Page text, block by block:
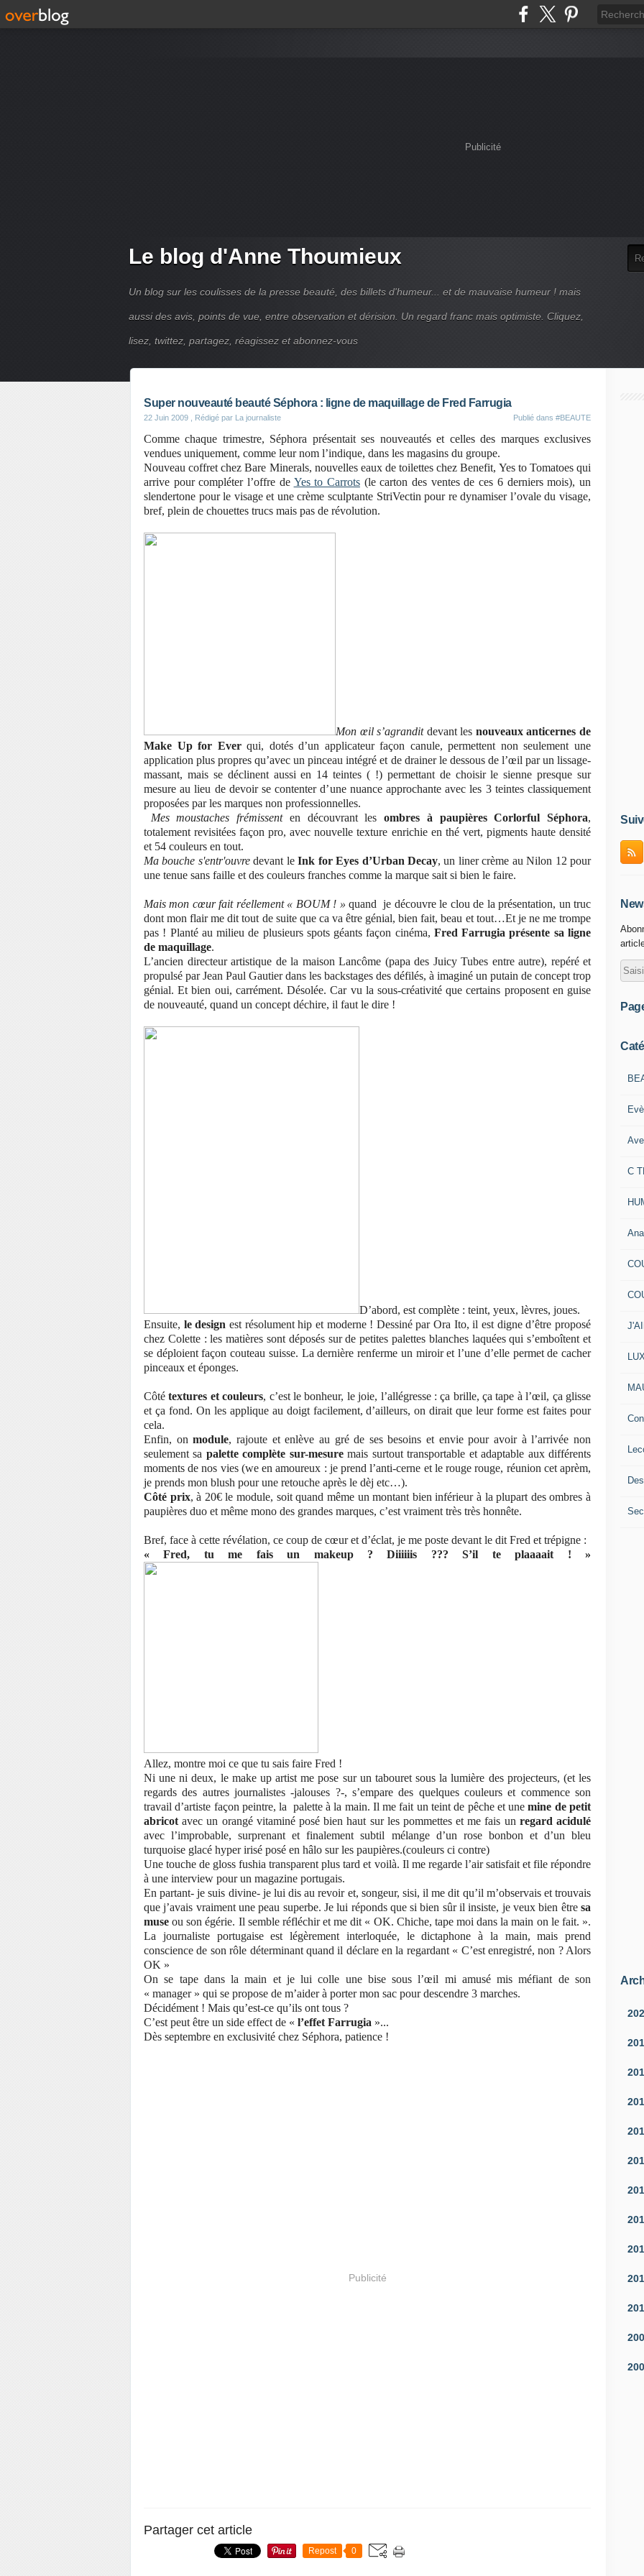
Publicité
Le blog d'Anne Thoumieux
Un blog sur les coulisses de la presse beauté, des billets d'humeur... et de mauvaise humeur ! mais
aussi des avis, points de vue, entre observation et dérision. Un regard franc mais optimiste. Cliquez,
lisez, twittez, partagez, réagissez et abonnez-vous
Super nouveauté beauté Séphora : ligne de maquillage de Fred Farrugia
22 Juin 2009 , Rédigé par La journaliste Publié dans #BEAUTE
Comme chaque trimestre, Séphora présentait ses nouveautés et celles des marques exclusives
vendues uniquement, comme leur nom l’indique, dans les magasins du groupe.
Nouveau coffret chez Bare Minerals, nouvelles eaux de toilettes chez Benefit, Yes to Tomatoes qui
arrive pour compléter l’offre de Yes to Carrots(le carton des ventes de ces 6 derniers mois), un
slendertone pour le visage et une crème sculptante StriVectin pour re dynamiser l’ovale du visage,
bref, plein de chouettes trucs mais pas de révolution.
Mon œil s’agranditdevant les nouveaux anticernes de
Make Up for Everqui, dotés d’un applicateur façon canule, permettent non seulement une
application plus propres qu’avec un pinceau intégré et de drainer le dessous de l’œil par un lissage-
massant, mais se déclinent aussi en 14 teintes ( !) permettant de choisir le sienne presque sur
mesure au lieu de devoir se contenter d’une nuance approchante avec les 3 teintes classiquement
proposées par les marques non professionnelles.
Mes moustaches frémissenten découvrant lesombres à paupières Corlorful Séphora,
totalement revisitées façon pro, avec nouvelle texture enrichie en thé vert, pigments haute densité
et 54 couleurs en tout.
Ma bouche s'entr'ouvredevant leInk for Eyes d’Urban Decay, un liner crème au Nilon 12 pour
une tenue sans faille et des couleurs franches comme la marque sait si bien le faire.
Mais mon cœur fait réellement « BOUM ! » quand je découvre le clou de la présentation, un truc
dont mon flair me dit tout de suite que ca va être génial, bien fait, beau et tout…Et je ne me trompe
pas ! Planté au milieu de plusieurs spots géants façon cinéma, Fred Farrugia présente sa ligne
de maquillage.
L’ancien directeur artistique de la maison Lancôme (papa des Juicy Tubes entre autre), repéré et
propulsé par Jean Paul Gautier dans les backstages des défilés, à imaginé un putain de concept trop
génial. Et bien oui, carrément. Désolée. Car vu la sous-créativité que certains proposent en guise
de nouveauté, quand un concept déchire, il faut le dire !
D’abord, est complète : teint, yeux, lèvres, joues.
Ensuite, le design est résolument hip et moderne ! Dessiné par Ora Ito, il est digne d’être proposé
chez Colette : les matières sont déposés sur de petites palettes blanches laquées qui s’emboîtent et
se déploient façon couteau suisse. La dernière renferme un miroir et l’une d’elle permet de cacher
pinceaux et éponges.
Côtétextures et couleurs, c’est le bonheur, le joie, l’allégresse : ça brille, ça tape à l’œil, ça glisse
et ça fond. On les applique au doigt facilement, d’ailleurs, on dirait que leur forme est faites pour
cela.
Enfin, onmodule, rajoute et enlève au gré de ses besoins et envie pour avoir à l’arrivée non
seulement sa palette complète sur-mesuremais surtout transportable et adaptable aux différents
moments de nos vies (we en amoureux : je prend l’anti-cerne et le rouge rouge, réunion cet aprèm,
je prends mon blush pour une retouche après le dèj etc…).
Côté prix, à 20€ le module, soit quand même un montant bien inférieur à la plupart des ombres à
paupières duo et même mono des grandes marques, c’est vraiment très très honnête.
Bref, face à cette révélation, ce coup de cœur et d’éclat, je me poste devant le dit Fred et trépigne :
« Fred, tu me fais un makeup ? Diiiiiis ??? S’il te plaaaait ! »
Allez, montre moi ce que tu sais faire Fred !
Ni une ni deux, le make up artist me pose sur un tabouret sous la lumière des projecteurs, (et les
regards des autres journalistes -jalouses ?-, s’empare des quelques couleurs et commence son
travail d’artiste façon peintre, la palette à la main. Il me fait un teint de pêche et unemine de petit
abricot avec un orangé vitaminé posé bien haut sur les pommettes et me fais un regard acidulé
avec l’improbable, surprenant et finalement subtil mélange d’un rose bonbon et d’un bleu
turquoise glacé hyper irisé posé en hâlo sur les paupières.(couleurs ci contre)
Une touche de gloss fushia transparent plus tard et voilà. Il me regarde l’air satisfait et file répondre
à une interview pour un magazine portugais.
En partant- je suis divine- je lui dis au revoir et, songeur, sisi, il me dit qu’il m’observais et trouvais
que j’avais vraiment une peau superbe. Je lui réponds que si bien sûr il insiste, je veux bien être sa
muse ou son égérie. Il semble réfléchir et me dit « OK. Chiche, tape moi dans la main on le fait. ».
La journaliste portugaise est légèrement interloquée, le dictaphone à la main, mais prend
conscience de son rôle déterminant quand il déclare en la regardant « C’est enregistré, non ? Alors
OK »
On se tape dans la main et je lui colle une bise sous l’œil mi amusé mis méfiant de son
« manager » qui se propose de m’aider à porter mon sac pour descendre 3 marches.
Décidément ! Mais qu’est-ce qu’ils ont tous ?
C’est peut être un side effect de « l’effet Farrugia »...
Dès septembre en exclusivité chez Séphora, patience !
Publicité
Partager cet article
Repost 0
C